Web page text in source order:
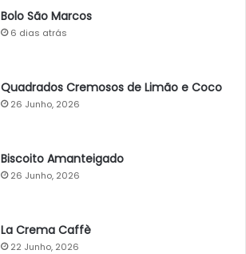
Bolo São Marcos
6 dias atrás
Quadrados Cremosos de Limão e Coco
26 Junho, 2026
Biscoito Amanteigado
26 Junho, 2026
La Crema Caffè
22 Junho, 2026